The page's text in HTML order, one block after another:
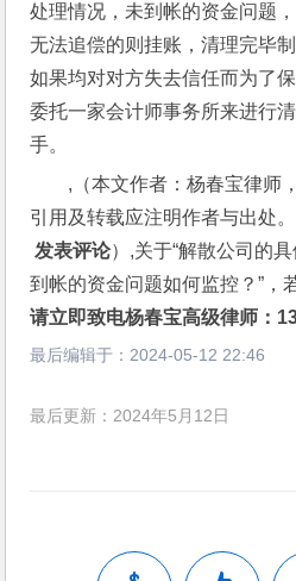
处理情况，未到帐的资金问题
无法追偿的则挂账，清理完毕
如果均对对方失去信任而为了
委托一家会计师事务所来进行
手。
,（本文作者：杨春宝律师
引用及转载应注明作者与出处。
发表评论）,关于“解散公司的
到帐的资金问题如何监控？”，
请立即致电杨春宝高级律师：
最后编辑于： 2024-05-12 22:46
最后更新：2024年5月12日